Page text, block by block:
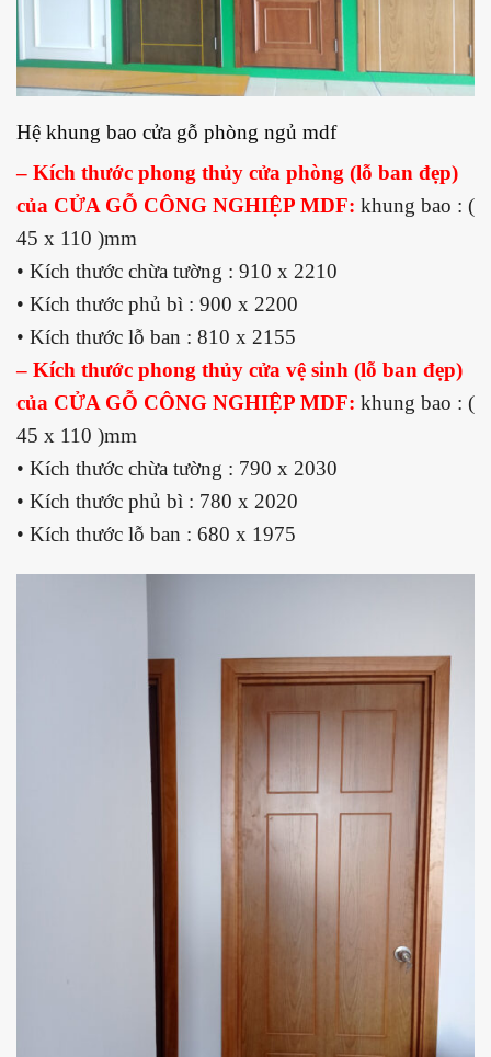
Hệ khung bao cửa gỗ phòng ngủ mdf
– Kích thước phong thủy cửa phòng (lỗ ban đẹp)
của CỬA GỖ CÔNG NGHIỆP MDF: khung bao : (
45 x 110 )mm
• Kích thước chừa tường : 910 x 2210
• Kích thước phủ bì : 900 x 2200
• Kích thước lỗ ban : 810 x 2155
– Kích thước phong thủy cửa vệ sinh (lỗ ban đẹp)
của CỬA GỖ CÔNG NGHIỆP MDF: khung bao : (
45 x 110 )mm
• Kích thước chừa tường : 790 x 2030
• Kích thước phủ bì : 780 x 2020
• Kích thước lỗ ban : 680 x 1975